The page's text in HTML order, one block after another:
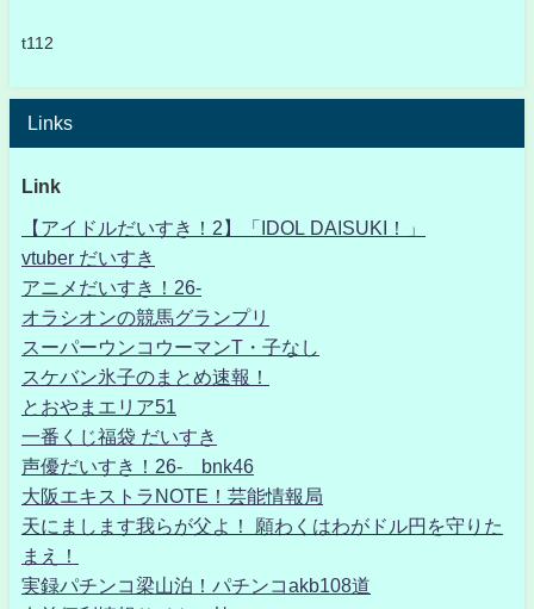
t112
Links
Link
【アイドルだいすき！2】「IDOL DAISUKI！」
vtuber だいすき
アニメだいすき！26-
オラシオンの競馬グランプリ
スーパーウンコウーマンT・子なし
スケバン氷子のまとめ速報！
とおやまエリア51
一番くじ福袋 だいすき
声優だいすき！26- bnk46
大阪エキストラNOTE！芸能情報局
天にまします我らが父よ！ 願わくはわがドル円を守りた
まえ！
実録パチンコ梁山泊！パチンコakb108道